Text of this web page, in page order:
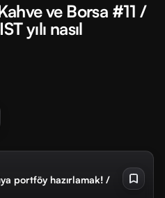
ve Borsa #11 /
yılı nasıl
portföy hazırlamak! /